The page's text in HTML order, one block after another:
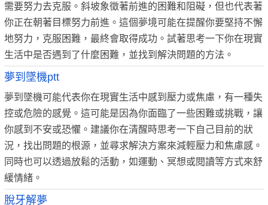
需要努力去克服。斜坡象徵著前進的困難和阻礙，但也代表著
你正在朝著目標努力前進。這個夢境可能在提醒你要堅持不懈
地努力，克服困難，最終會取得成功。試著思考一下你在現實
生活中是否遇到了什麼困難，並找到解決問題的方法。
夢到墜機ptt
夢到墜機可能代表你在現實生活中感到壓力或焦慮，有一種失
控或危險的感覺。這可能是因為你面臨了一些困難或挑戰，讓
你感到不安或恐懼。建議你在清醒時思考一下自己目前的狀
況，找出問題的根源，並尋求解決方案來減輕壓力和焦慮感。
同時也可以透過放鬆的活動，如運動、冥想或閱讀等方式來舒
緩情緒。
脫牙解夢